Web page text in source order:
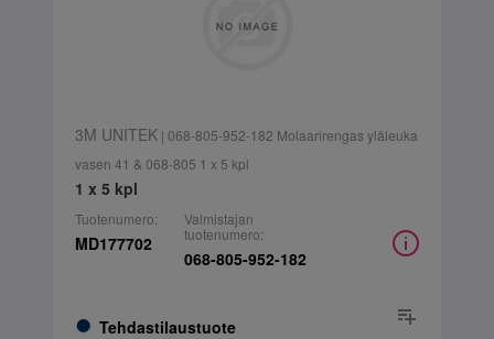
3M UNITEK| 068-805-952-182 Molaarirengas yläleuka
vasen 41 & 068-805 1 x 5 kpl
1 x 5 kpl
Tuotenumero:
MD177702
Tehdastilaustuote
Valmistajan
tuotenumero:
068-805-952-182